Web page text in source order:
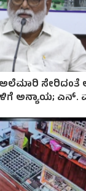
ಸೇರಿದಂತೆ
ಅನ್ಯಾಯ; ಎನ್​.